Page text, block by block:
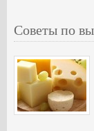
Советы по